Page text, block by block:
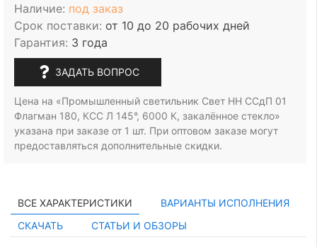
Наличие: под заказ
Срок поставки: от 10 до 20 рабочих дней
Гарантия: 3 года
ЗАДАТЬ ВОПРОС
Цена на «Промышленный светильник Свет НН ССдП 01
Флагман 180, КСС Л 145°, 6000 К, закалённое стекло»
указана при заказе от 1 шт. При оптовом заказе могут
предоставляться дополнительные скидки.
ВСЕ ХАРАКТЕРИСТИКИ
ВАРИАНТЫ ИСПОЛНЕНИЯ
СКАЧАТЬ
СТАТЬИ И ОБЗОРЫ